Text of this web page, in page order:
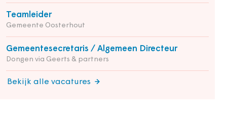
Teamleider
Gemeente Oosterhout
Gemeentesecretaris / Algemeen Directeur
Dongen via Geerts & partners
Bekijk alle vacatures